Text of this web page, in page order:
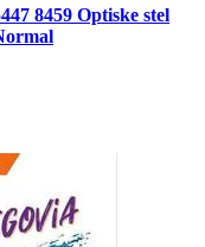
8459 Optiske stel